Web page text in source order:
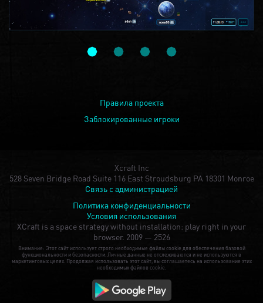
Правила проекта
Заблокированные игроки
Xcraft Inc
528 Seven Bridge Road Suite 116 East Stroudsburg PA 18301 Monroe
Связь с администрацией
Политика конфиденциальности
Условия использования
XCraft is a space strategy without installation: play right in your
browser. 2009 — 2526
Внимание: Этот сайт использует строго необходимые файлы cookie для обеспечения базовой
функциональности и безопасности. Личные данные не отслеживаются и не используются в
маркетинговых целях. Продолжая использовать этот сайт, вы соглашаетесь на использование этих
необходимых файлов cookie.